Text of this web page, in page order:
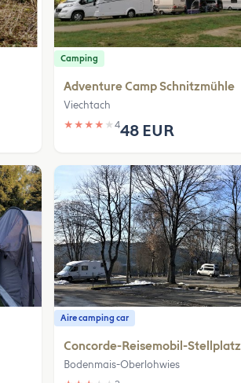
Camping
Adventure Camp Schnitzmühle
Viechtach
★ ★ ★ ★ ★448 EUR
Aire camping car
Concorde-Reisemobil-
Bodenmais-Oberlohwies